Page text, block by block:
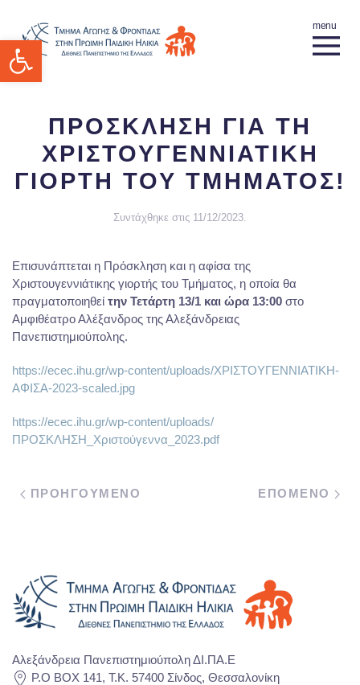
Ανοίξτε τη γραμμή εργαλείων
ΠΡΟΣΚΛΗΣΗ ΓΙΑ ΤΗ
ΧΡΙΣΤΟΥΓΕΝΝΙΑΤΙΚΗ
ΓΙΟΡΤΗ ΤΟΥ ΤΜΗΜΑΤΟΣ!
Συντάχθηκε στις 11/12/2023.
Επισυνάπτεται η Πρόσκληση και η αφίσα της
Χριστουγεννιάτικης γιορτής του Τμήματος, η οποία θα
πραγματοποιηθεί την Τετάρτη 13/1 και ώρα 13:00 στο
Αμφιθέατρο Αλέξανδρος της Αλεξάνδρειας
Πανεπιστημιούπολης.
https://ecec.ihu.gr/wp-content/uploads/ΧΡΙΣΤΟΥΓΕΝΝΙΑΤΙΚΗ-
ΑΦΙΣΑ-2023-scaled.jpg
https://ecec.ihu.gr/wp-content/uploads/
ΠΡΟΣΚΛΗΣΗ_Χριστούγεννα_2023.pdf
ΠΡΟΗΓΟΥΜΕΝΟ ΕΠΟΜΕΝΟ
Αλεξάνδρεια Πανεπιστημιούπολη ΔΙ.ΠΑ.Ε
P.O BOX 141, T.K. 57400 Σίνδος, Θεσσαλονίκη